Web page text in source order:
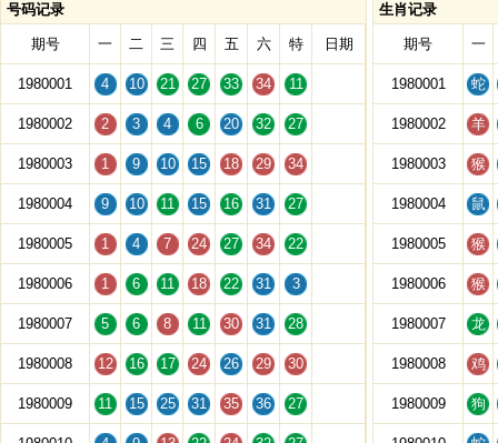
号码记录
期号 一 二 三 四 五 六 特 日期
1980001 4 10 21 27 33 34 11
1980002 2 3 4 6 20 32 27
1980003 1 9 10 15 18 29 34
1980004 9 10 11 15 16 31 27
1980005 1 4 7 24 27 34 22
1980006 1 6 11 18 22 31 3
1980007 5 6 8 11 30 31 28
1980008 12 16 17 24 26 29 30
1980009 11 15 25 31 35 36 27
生肖记录
期号 一
1980001 蛇
1980002 羊
1980003 猴
1980004 鼠
1980005 猴
1980006 猴
1980007 龙
1980008 鸡
1980009 狗